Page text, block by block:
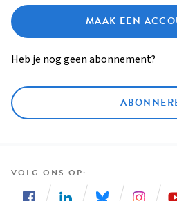
MAAK EEN
Heb je nog geen abonnement?
VOLG ONS OP